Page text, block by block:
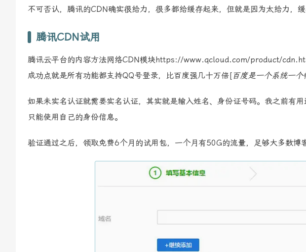
不可否认，腾讯的CDN确实很给力，很多都给缓存起来，但就是因为太给力，缓
腾讯CDN试用
腾讯云平台的内容方法网络CDN模块https://www.qcloud.com/product/
成功点就是所有功能都支持QQ号登录，比百度强几十万倍[ 百度是一个系统一
如果未实名认证就需要实名认证，其实就是输入姓名、身份证号码。我之前有
只能使用自己的身份信息。
验证通过之后，领取免费6个月的试用包，一个月有50G的流量，足够大多数博